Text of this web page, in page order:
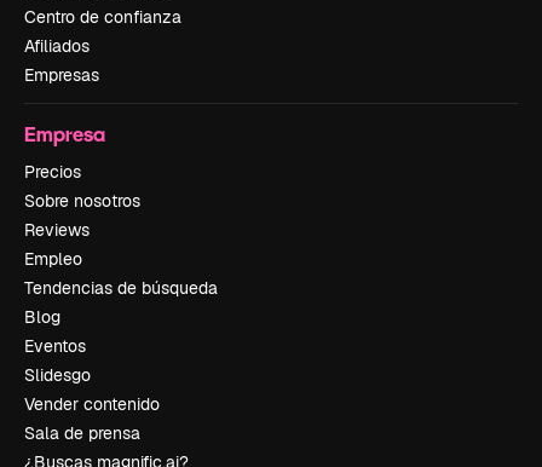
Centro de confianza
Afiliados
Empresas
Empresa
Precios
Sobre nosotros
Reviews
Empleo
Tendencias de búsqueda
Blog
Eventos
Slidesgo
Vender contenido
Sala de prensa
¿Buscas magnific.ai?